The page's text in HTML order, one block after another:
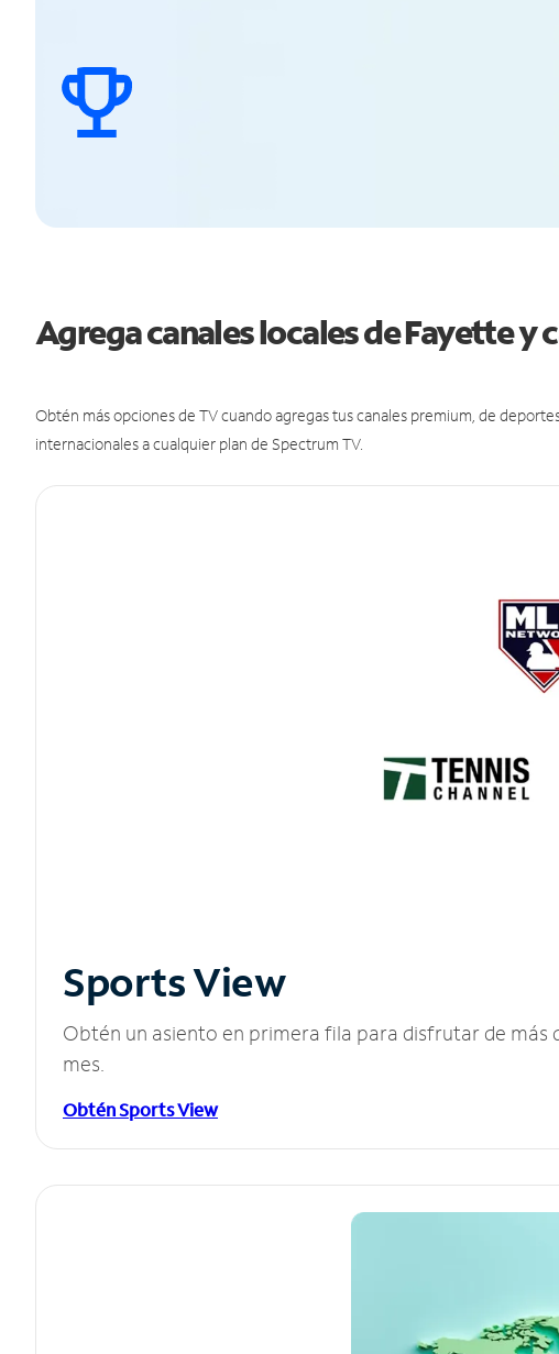
Agrega canales locales de Fayette y
Obtén más opciones de TV cuando agregas tus canales premium, de
internacionales a cualquier plan de Spectrum TV.
Sports View
Obtén un asiento en primera fila para disfrutar de más
mes.
Obtén Sports View